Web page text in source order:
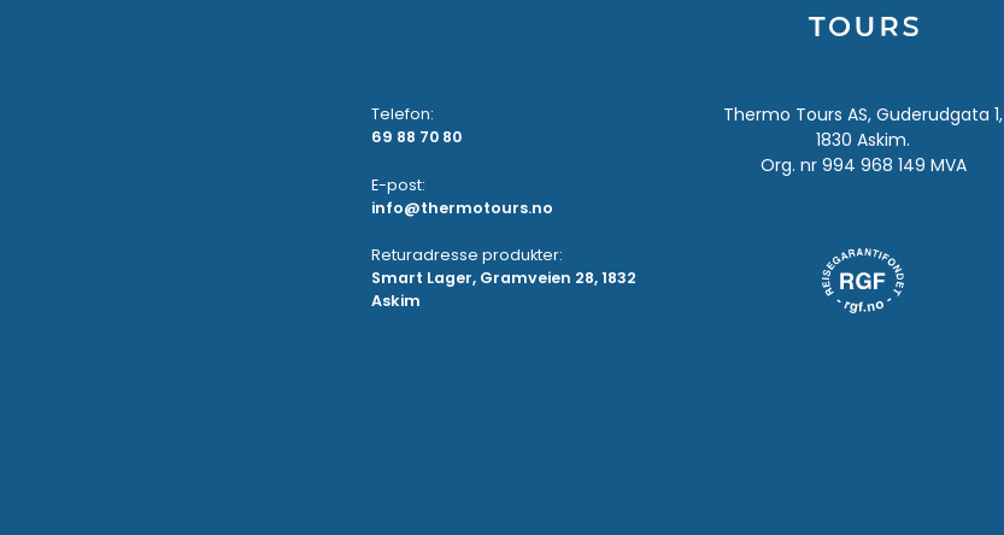
Telefon:
69 88 70 80
E-post:
info@thermotours.no
Returadresse produkter:
Smart Lager, Gramveien 28, 1832
Askim
Thermo Tours AS, Guderudgata 1,
1830 Askim.
Org. nr 994 968 149 MVA